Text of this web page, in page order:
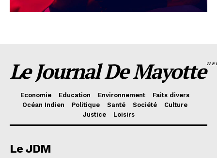
Le Journal De Mayotte
Economie Education Environnement
Faits divers
Océan Indien
Politique Santé Société
Culture
Justice
Loisirs
Le JDM